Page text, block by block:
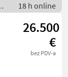
18 h online
26.500
€
bez PDV-a